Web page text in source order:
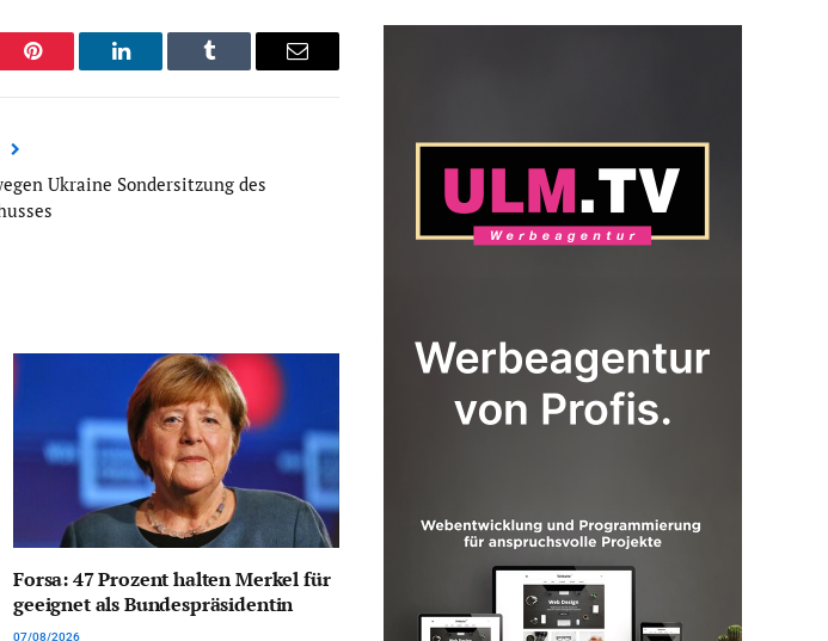
Pinterest LinkedIn Tumblr Email
Ukraine Sondersitzung des
Forsa: 47 Prozent halten Merkel für
geeignet als Bundespräsidentin
07/08/2026